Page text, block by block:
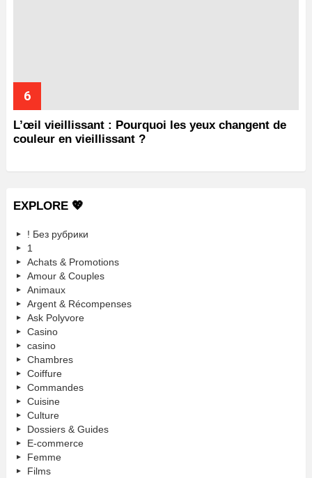
L’œil vieillissant : Pourquoi les yeux changent de
couleur en vieillissant ?
EXPLORE 💖
! Без рубрики
1
Achats & Promotions
Amour & Couples
Animaux
Argent & Récompenses
Ask Polyvore
Casino
casino
Chambres
Coiffure
Commandes
Cuisine
Culture
Dossiers & Guides
E-commerce
Femme
Films